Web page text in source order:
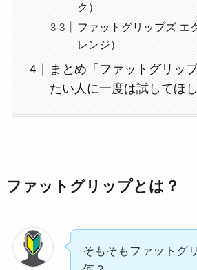
ク）
ファットグリップズ エ
レンジ）
まとめ「ファットグリッ
たい人に一度は試してほ
ファットグリップとは？
そもそもファットグ